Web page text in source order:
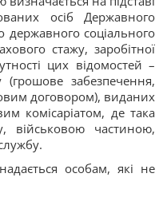
осіб Державного
державного соціального
стажу, заробітної
цих відомостей –
(грошове забезпечення,
договором), виданих
комісаріатом, де така
військовою частиною,
особам, які не